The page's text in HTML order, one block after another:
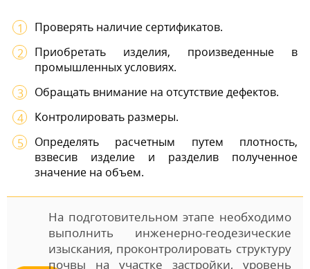
Проверять наличие сертификатов.
Приобретать изделия, произведенные в
промышленных условиях.
Обращать внимание на отсутствие дефектов.
Контролировать размеры.
Определять расчетным путем плотность,
взвесив изделие и разделив полученное
значение на объем.
На подготовительном этапе необходимо
выполнить инженерно-геодезические
изыскания, проконтролировать структуру
почвы на участке застройки, уровень